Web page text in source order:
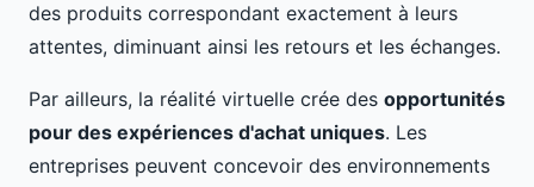
des produits correspondant exactement à leurs
attentes, diminuant ainsi les retours et les échanges.
Par ailleurs, la réalité virtuelle crée des opportunités
pour des expériences d'achat uniques. Les
entreprises peuvent concevoir des environnements